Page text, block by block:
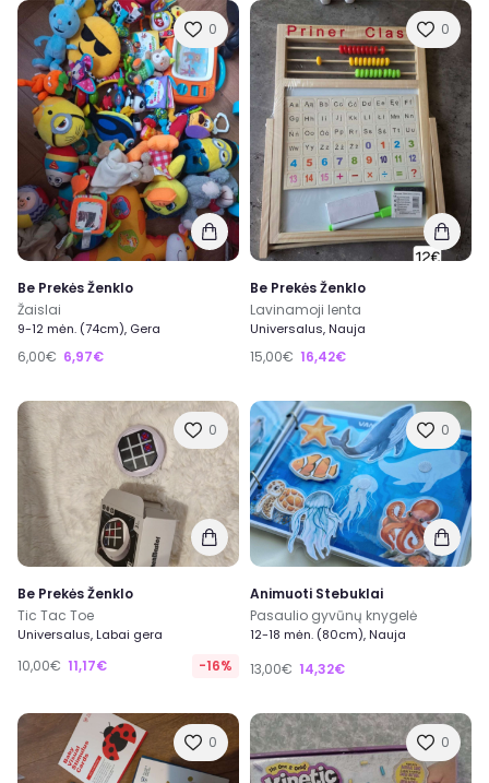
0
Be Prekės Ženklo
Žaislai
9-12 mėn. (74cm), Gera
6,00€ 6,97€
0
Be Prekės Ženklo
Lavinamoji lenta
Universalus, Nauja
15,00€ 16,42€
0
Be Prekės Ženklo
Tic Tac Toe
Universalus, Labai gera
10,00€ 11,17€ -16%
0
Animuoti Stebuklai
Pasaulio gyvūnų knygelė
12-18 mėn. (80cm), Nauja
13,00€ 14,32€
0 0